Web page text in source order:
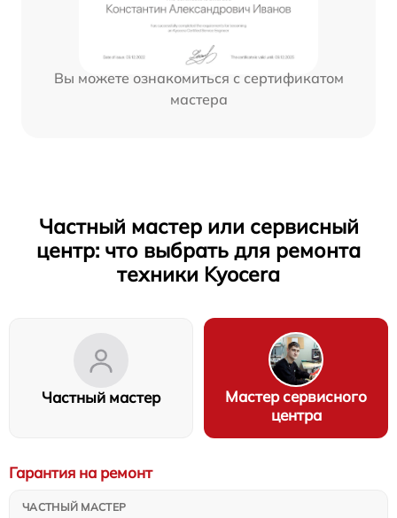
Вы можете ознакомиться с сертификатом
мастера
Частный мастер или сервисный
центр: что выбрать для ремонта
техники Kyocera
Частный мастер
Мастер сервисного
центра
Гарантия на ремонт